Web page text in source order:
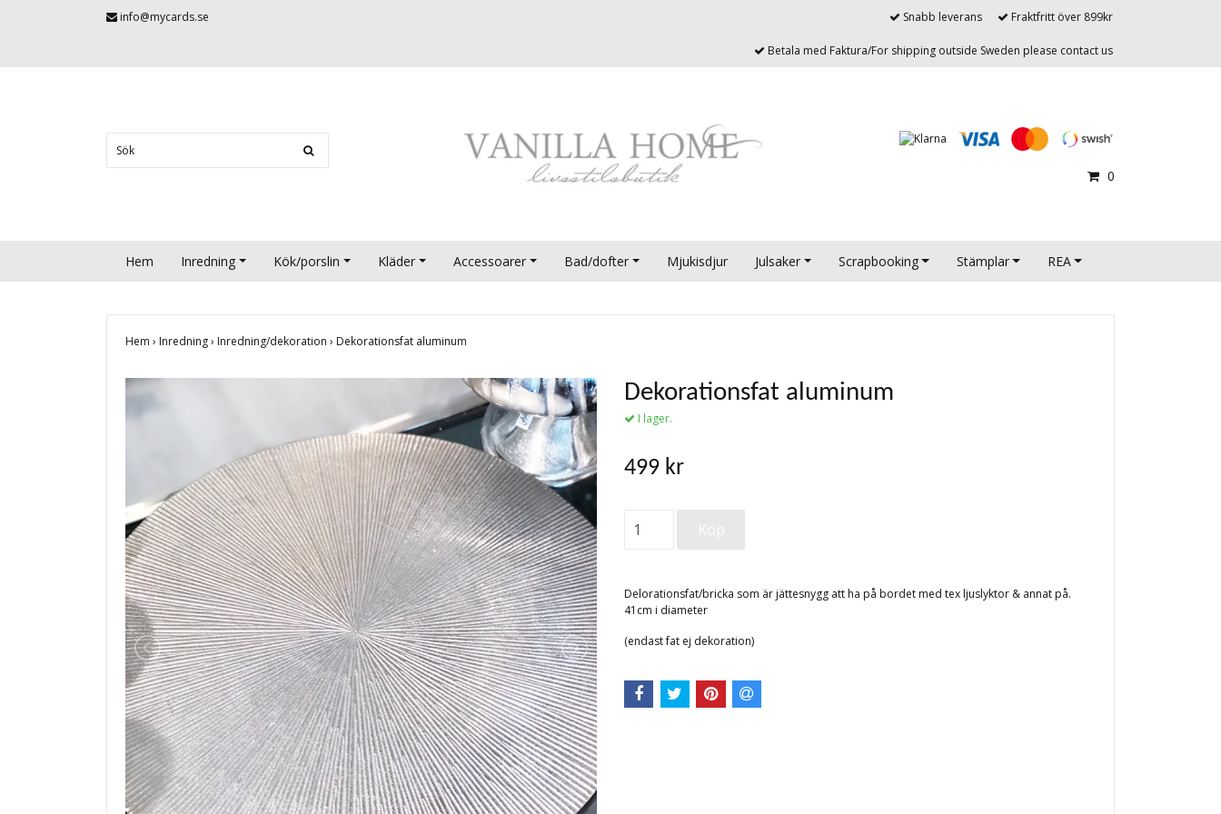
info@mycards.se Snabb leverans Fraktfritt över 899kr
Betala med Faktura/For shipping outside Sweden please contact us
0
Hem Inredning Kök/porslin Kläder Accessoarer Bad/dofter Mjukisdjur Julsaker Scrapbooking Stämplar REA
Hem › Inredning› Inredning/dekoration › Dekorationsfat aluminum
Dekorationsfat aluminum
I lager.
499 kr
Delorationsfat/bricka som är jättesnygg att ha på bordet med tex ljuslyktor & annat på.
41cm i diameter
(endast fat ej dekoration)